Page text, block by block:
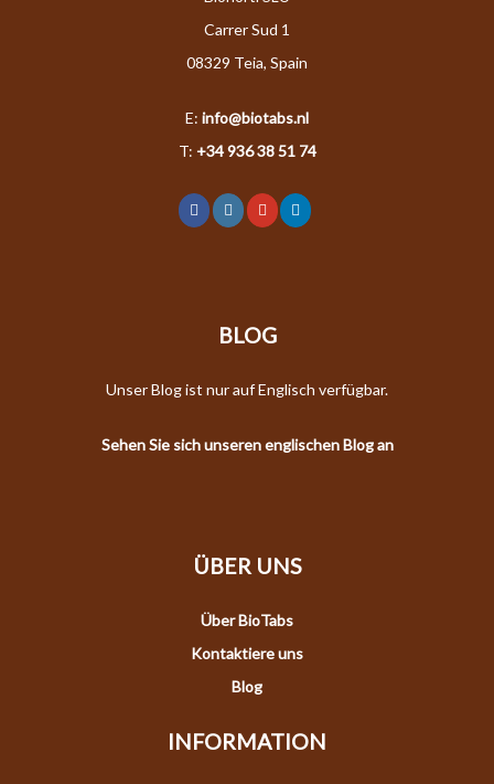
Carrer Sud 1
08329 Teia, Spain
E: info@biotabs.nl
T: +34 936 38 51 74
BLOG
Unser Blog ist nur auf Englisch verfügbar.
Sehen Sie sich unseren englischen Blog an
ÜBER UNS
Über BioTabs
Kontaktiere uns
Blog
INFORMATION